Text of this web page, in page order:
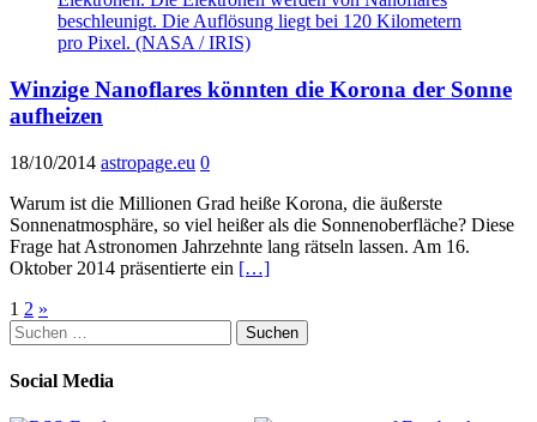
Winzige Nanoflares könnten die Korona der Sonne
aufheizen
18/10/2014 astropage.eu 0
Warum ist die Millionen Grad heiße Korona, die äußerste
Sonnenatmosphäre, so viel heißer als die Sonnenoberfläche? Diese
Frage hat Astronomen Jahrzehnte lang rätseln lassen. Am 16.
Oktober 2014 präsentierte ein […]
Seitennummerierung
der
Beiträge
1 2 »
Suchen
nach:
Social Media